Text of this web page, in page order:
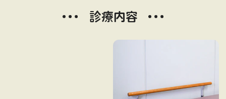
診療内容